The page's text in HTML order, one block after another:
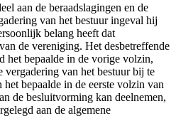
aan de beraadslagingen en de
van het bestuur ingeval hij
belang heeft dat
de vereniging. Het desbetreffende
het bepaalde in de vorige volzin,
vergadering van het bestuur bij te
bepaalde in de eerste volzin van
de besluitvorming kan deelnemen,
aan de algemene